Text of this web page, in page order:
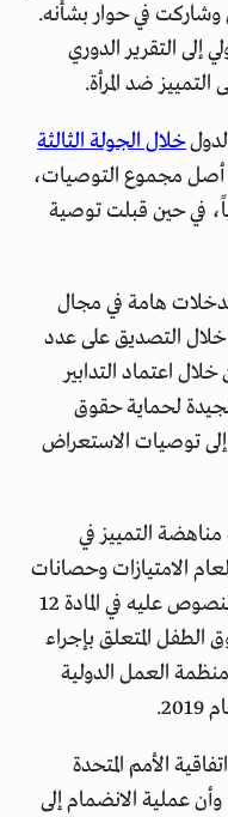
وشاركت في حوار بشأنه.
إلى التقرير الدوري
ضد المرأة.
خلال الجولة الثالثة
أصل مجموع التوصيات،
قبولاً كلياً، في حين قبلت توصية
بتدخلات هامة في مجال
التصديق على عدد
اعتماد التدابير
لحماية حقوق
توصيات الاستعراض
التمييز في
الامتيازات وحصانات
مجلس أوروبا. وأودعت أيضا الإعلان المنصوص عليه في المادة 12
الطفل المتعلق بإجراء
العمل الدولية
الأمم المتحدة
وأن عملية الانضمام إلى